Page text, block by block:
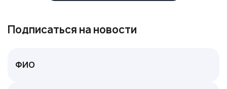
Подписаться на новости